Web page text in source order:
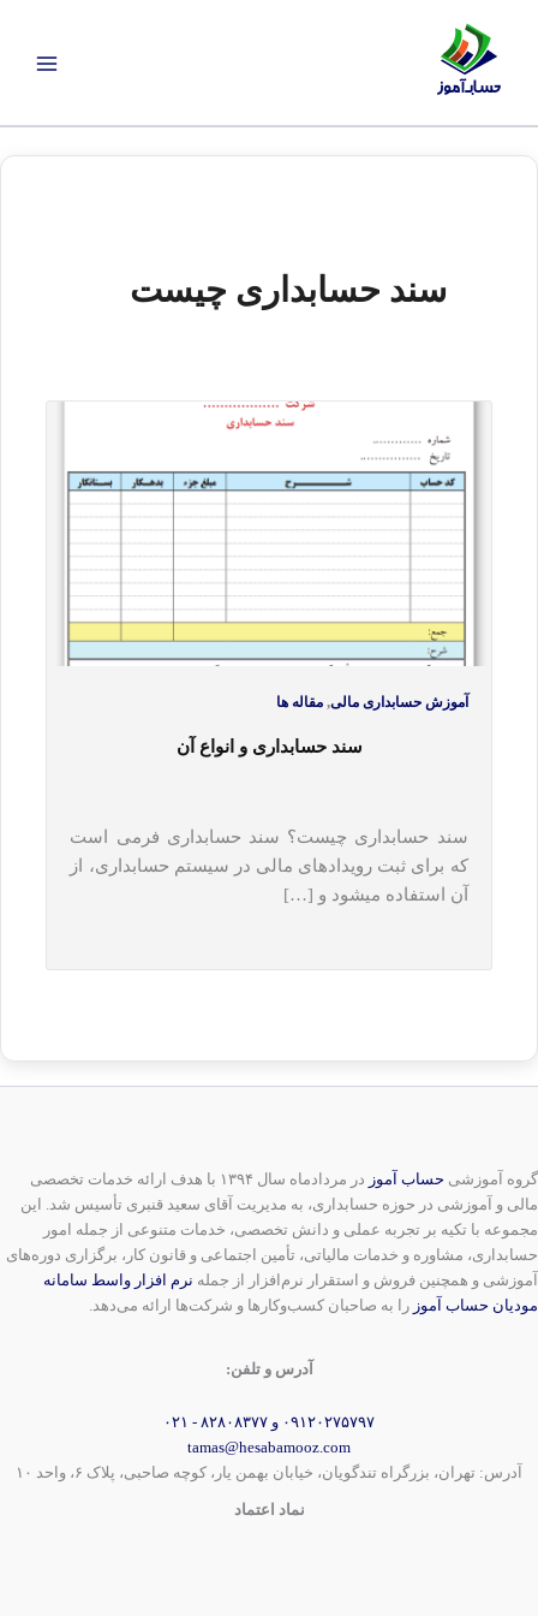
سند حسابداری چیست
آموزش حسابداری مالی,مقاله ها
سند حسابداری و انواع آن
سند حسابداری چیست؟ سند حسابداری فرمی است
که برای ثبت رویدادهای مالی در سیستم حسابداری، از
آن استفاده می‎شود و […]
گروه آموزشی حساب آموز
در مردادماه سال ۱۳۹۴ با هدف ارائه خدمات تخصصی
مالی و آموزشی در حوزه حسابداری، به مدیریت آقای سعید قنبری تأسیس شد. این
مجموعه با تکیه بر تجربه عملی و دانش تخصصی، خدمات متنوعی از جمله امور
حسابداری، مشاوره و خدمات مالیاتی، تأمین اجتماعی و قانون کار، برگزاری دوره‌های
آموزشی و همچنین فروش و استقرار نرم‌افزار از جمله نرم افزار واسط سامانه
مودیان حساب آموز را به صاحبان کسب‌وکارها و شرکت‌ها ارائه می‌دهد.
آدرس و تلفن:
۰۹۱۲۰۲۷۵۷۹۷ و ۸۲۸۰۸۳۷۷ - ۰۲۱
tamas@hesabamooz.com
آدرس: تهران، بزرگراه تندگویان، خیابان بهمن یار، کوچه صاحبی، پلاک ۶، واحد ۱۰
نماد اعتماد